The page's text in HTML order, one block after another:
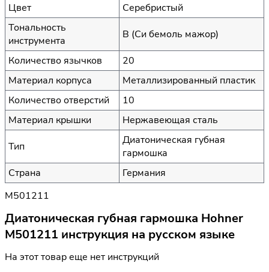
Цвет
Серебристый
Тональность
инструмента
B (Си бемоль мажор)
Количество язычков
20
Материал корпуса
Металлизированный пластик
Количество отверстий
10
Материал крышки
Нержавеющая сталь
Тип
Диатоническая губная
гармошка
Страна
Германия
M501211
Диатоническая губная гармошка Hohner
M501211 инструкция на русском языке
На этот товар еще нет инструкций